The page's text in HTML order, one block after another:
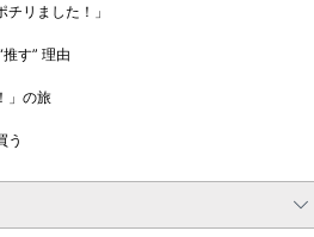
リました！」
す” 理由
」の旅
う